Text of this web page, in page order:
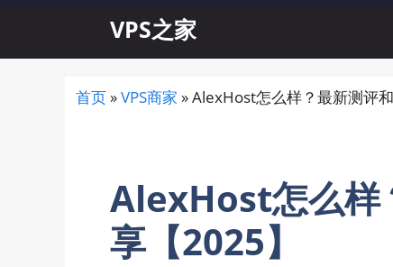
内
VPS之家
首页 »VPS商家 »AlexHost怎么样？最新测评
AlexHost怎么样
享【2025】